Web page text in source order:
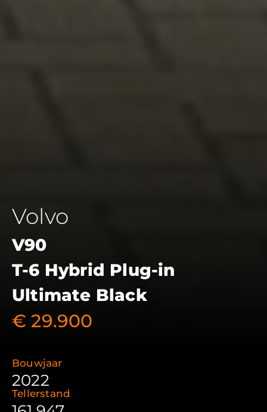
Volvo
V90
T-6 Hybrid Plug-in
Ultimate Black
€ 29.900
Bouwjaar
2022
Tellerstand